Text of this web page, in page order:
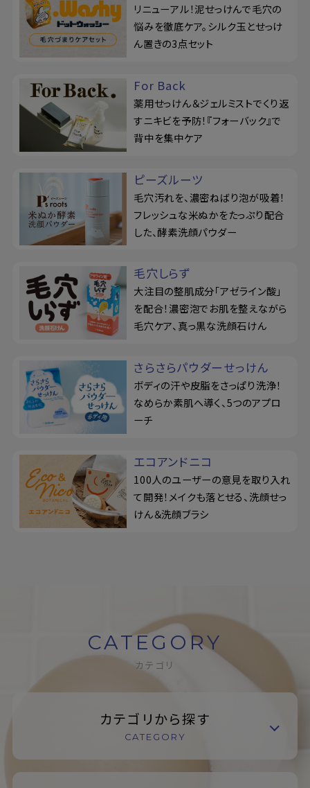
リニューアル！泥せっけんで毛穴の
悩みを徹底ケア。シルク玉とせっけ
ん置きの3点セット
For Back
薬用せっけん＆ジェルミストでくり返
すニキビを予防！『フォーバック』で
背中を集中ケア
ピーズルーツ
毛穴汚れを、濃密ねばり泡が吸着！
フレッシュな米ぬかをたっぷり配合
した、酵素洗顔パウダー
毛穴しらず
大注目の整肌成分「アゼライン酸」
を配合！濃密泡でお肌を整えながら
毛穴ケア、真っ黒な洗顔石けん
さらさらパウダーせっけん
ボディの汗や皮脂をさっぱり洗浄！
なめらか素肌へ導く、5つのアプロ
ーチ
エコアンドニコ
100人のユーザーの意見を取り入れ
て開発！メイクも落とせる、洗顔せっ
けん＆洗顔ブラシ
CATEGORY
カテゴリ
カテゴリから探す
CATEGORY